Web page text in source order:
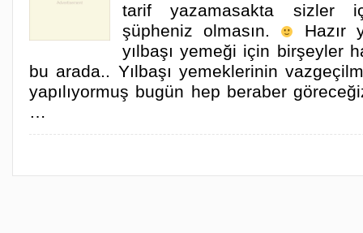
tarif yazamasakta sizler
şüpheniz olmasın.
Hazır
yılbaşı yemeği için birşeyler
bu arada.. Yılbaşı yemeklerinin
yapılıyormuş bugün hep beraber
…